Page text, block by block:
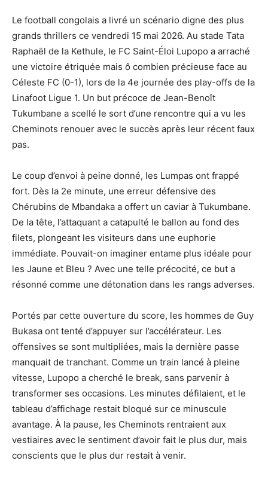
Le football congolais a livré un scénario digne des plus
grands thrillers ce vendredi 15 mai 2026. Au stade Tata
Raphaël de la Kethule, le FC Saint-Éloi Lupopo a arraché
une victoire étriquée mais ô combien précieuse face au
Céleste FC (0-1), lors de la 4e journée des play-offs de la
Linafoot Ligue 1. Un but précoce de Jean-Benoît
Tukumbane a scellé le sort d’une rencontre qui a vu les
Cheminots renouer avec le succès après leur récent faux
pas.
Le coup d’envoi à peine donné, les Lumpas ont frappé
fort. Dès la 2e minute, une erreur défensive des
Chérubins de Mbandaka a offert un caviar à Tukumbane.
De la tête, l’attaquant a catapulté le ballon au fond des
filets, plongeant les visiteurs dans une euphorie
immédiate. Pouvait-on imaginer entame plus idéale pour
les Jaune et Bleu ? Avec une telle précocité, ce but a
résonné comme une détonation dans les rangs adverses.
Portés par cette ouverture du score, les hommes de Guy
Bukasa ont tenté d’appuyer sur l’accélérateur. Les
offensives se sont multipliées, mais la dernière passe
manquait de tranchant. Comme un train lancé à pleine
vitesse, Lupopo a cherché le break, sans parvenir à
transformer ses occasions. Les minutes défilaient, et le
tableau d’affichage restait bloqué sur ce minuscule
avantage. À la pause, les Cheminots rentraient aux
vestiaires avec le sentiment d’avoir fait le plus dur, mais
conscients que le plus dur restait à venir.